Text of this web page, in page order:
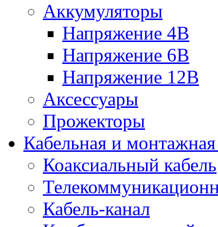
Аккумуляторы
Напряжение 4В
Напряжение 6В
Напряжение 12В
Аксессуары
Прожекторы
Кабельная и
Коаксиальный кабель
Кабель-канал